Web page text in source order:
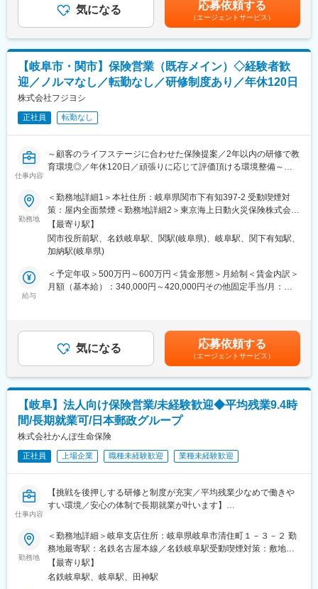
・勤務地：岐阜市金町6－4 岐阜東京海上日動ビル4F
・事業内容：新規開拓や出向先からの紹介顧客の対応、同社の顧
客の対応などを行って頂きます。
※業務内容は上記内容と同じ
■企業魅力
残業は月20~30時間程／土日は会社が閉まっておりますが、顧客
との予定の調整上訪問などが発生する事も御座います。
給与は基本給＋業績給となっていますが基本給の割合が大きいた
事務所はフリーデスクの為様々な社員と交流ができ助け合いなが
ら業務に打ち込むことが可能。
変更の範囲：会社の定める業務
お客様のご状況やお気持ちをヒアリングし、最適な保障を一緒に
※家族・友人・知人の勧誘や飛び込み営業は一切ありません。
■教育制度：
入社後はまず「保険ショップ大学」にて研修となります。
未経験でも安心の研修プログラムが用意されており、各店のリー
ダーから、顧客対応、目標管理、スタッフの育成やショップ運営
まで幅広く学ぶことが出来ます。
保険ショップ大学には「卒業」がありません。先輩社員全員が、
日々学び成長を遂げています。
※独り立ち後も個人ではなくチームでの業務になりますのでご安心
■キャリアパス：
個人のキャリア志向にあわせ、スタッフの育成や店舗運営などに
も携わることができるほか、中には定年後も活躍しているスタッ
フもいるなど、長く勤めていただける環境です。（最短で入社9か
※ショップスタッフ→ショップリーダー（1店舗の責任者）→ユニ
ットリーダー（3店舗の責任者）
当社は保険の販売文化をかえるという想いをもって誕生した会社
です。残念ながら、保険という言葉にはマイナスなイメージがあ
り、これは売り手が作った販売文化が原因であると考えていま
す。
本来、保険とは万が一のときに助けとなる大切なものです。当社
は「保障を持つことの大切さ」「お客様が自らきちんと考えるこ
との大切さ」をお伝えし、保障を持っていただいた後も「きちん
とお世話させていただく」お客様主体の「保険サービス」を展開
しております。
売り手主体の保険業界を変えていきたいという想いを共にしてく
ユニットリーダー 1200万円賃金はあくまでも目安の金額であ
り、選考を通じて上下する可能性があります。月給(月額)は固定手
当を含めた表記です。
気になる 応募依頼する
（エージェントサービス）
【岐阜市・関市】保険営業（既存メイン）◇経験者歓
迎／ノルマなし／転勤なし／研修制度あり／年休120日
株式会社フジヨシ
正社員 転勤なし
仕事内容
～顧客のライフステージに合わせた保険提案／2年以内の研修で教
育環境◎／年休120日／頑張りに応じて評価頂ける環境整備～
■業務内容
保険の新規加入・見直しをご検討するお客様に、ライフスタイル
や人生設計・お困りごとを伺い、新たなご提案や更新フォローな
どを行います。
研修中は保険会社から住宅支援機構の火災保険の満期を迎えるお
客様の情報提供あり、訪問先に困ることが無いように配慮してい
ます。
※ノルマなし・既存営業メイン※
■業務の特徴
担当顧客の7割が個人顧客で3割が法人顧客です。
10時 自動車保険の満期を迎えたA様宅を訪問。iPadにて更新手
続き
11時 お客さまから自動車事故の連絡があり現場対応
12時 事務所にて昼食＆休憩
13時 お子様が誕生したお客様B様から生命保険の相談があり訪
問
15時 法人のお客さま株式会社C様の社有車が故障のためレッカ
ーを手配
16時 資産運用の相談があったお客さまC様宅を訪問。ドル建て
商品をご提案
■入社後の流れ
ご入社後は1週間ほどの本社研修後1年～2年間【東京海上日動火
災保険株式会社】へ出向頂き、研修や保険業務のノウハウを学ん
勤務地
＜勤務地詳細1＞本社住所：岐阜県関市下有知397-2 受動喫煙対
策：屋内全面禁煙＜勤務地詳細2＞東京海上日動火災保険株式会社
住所：岐阜県岐阜市金町6－4 岐阜東京海上日動ビル4F受動喫煙対
策：敷地内喫煙可能場所あり変更の範囲：会社の定める事業所
【最寄り駅】
関市役所前駅、名鉄岐阜駅、関駅(岐阜県)、岐阜駅、関下有知駅、
加納駅(岐阜県)
給与
＜予定年収＞500万円～600万円＜賃金形態＞月給制＜賃金内訳＞
月額（基本給）：340,000円～420,000円その他固定手当/月：
モデル年収>・42歳（4年目）：600万円※想定年収について：前職
保証有り前職の給与を考慮し想定年収を算出致します。賃金はあ
くまでも目安の金額であり、選考を通じて上下する可能性があり
ます。月給(月額)は固定手当を含めた表記です。
気になる 応募依頼する
（エージェントサービス）
【岐阜】法人向け保険営業/未経験歓迎◆平均残業9.4時
間/長期就業可/日本郵政グループ
株式会社かんぽ生命保険
正社員 上場企業 職種未経験歓迎 業種未経験歓迎
仕事内容
【挑戦を後押しする研修と制度が充実／平均残業少なめで働きや
すい環境／安心の体制で長期就業が叶います】
■業務概要：
かんぽ生命の法人向け保険営業職として、企業経営者や法人のお
客さまに対して、経営リスクの備えや従業員の福利厚生の充実を
サポートする保険商品を提案・販売していただきます。お客さま
の声に耳を傾け、ニーズに応じた最適な保険商品を提供すること
勤務地
＜勤務地詳細＞岐阜支店住所：岐阜県岐阜市清住町１－３－２ 勤
務地最寄駅：名鉄名古屋本線／名鉄岐阜駅受動喫煙対策：敷地内
喫煙可能場所あり変更の範囲：東海エリア7か所の支店
【最寄り駅】
名鉄岐阜駅、岐阜駅、田神駅